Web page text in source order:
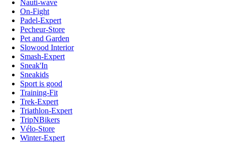
Nauti-wave
On-Fight
Padel-Expert
Pecheur-Store
Pet and Garden
Slowood Interior
Smash-Expert
Sneak'In
Sneakids
Sport is good
Training-Fit
Trek-Expert
Triathlon-Expert
TripNBikers
Vélo-Store
Winter-Expert